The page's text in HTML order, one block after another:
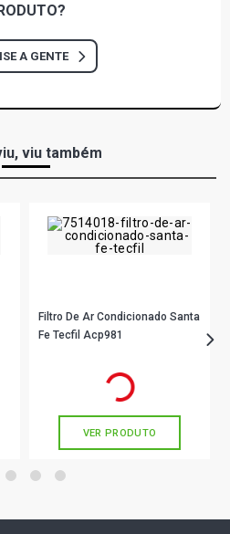
A GENTE
viu também
Filtro De Ar Condicionado Santa
Fe Tecfil Acp981
em até 1x de
VER PRODUTO
2 3 4